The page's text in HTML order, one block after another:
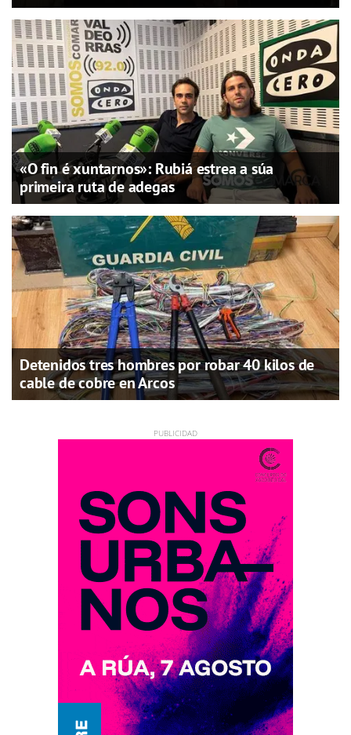
«O fin é xuntarnos»: Rubiá estrea a súa
primeira ruta de adegas
Detenidos tres hombres por robar 40 kilos de
cable de cobre en Arcos